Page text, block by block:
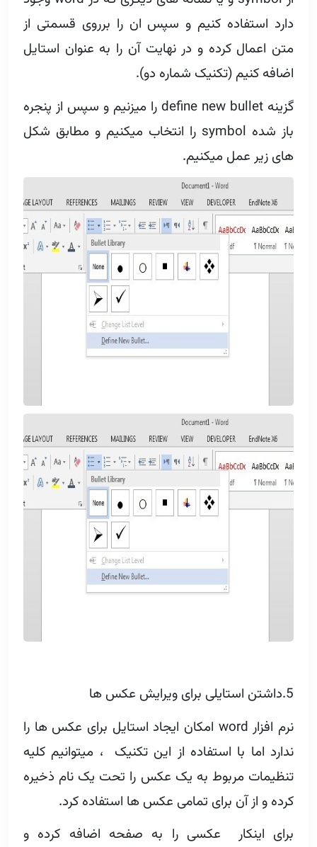
دارد استفاده کنیم و سپس ان را برروی قسمتی از
متن اعمال کرده و در نهایت آن را به عنوان استایل
اضافه کنیم (تکنیک شماره دو).
گزینه define new bullet را میزنیم و سپس از پنجره
باز شده symbol را انتخاب میکنیم و مطابق شکل
های زیر عمل میکنیم.
5.داشتن استایلی برای ویرایش عکس ها
نرم افزار word امکان ایجاد استایل برای عکس ها را
ندارد اما با استفاده از این تکنیک ، میتوانیم کلیه
تنظیمات مربوط به یک عکس را تحت یک نام ذخیره
کرده و از آن برای تمامی عکس ها استفاده کرد.
برای اینکار عکسی را به صفحه اضافه کرده و